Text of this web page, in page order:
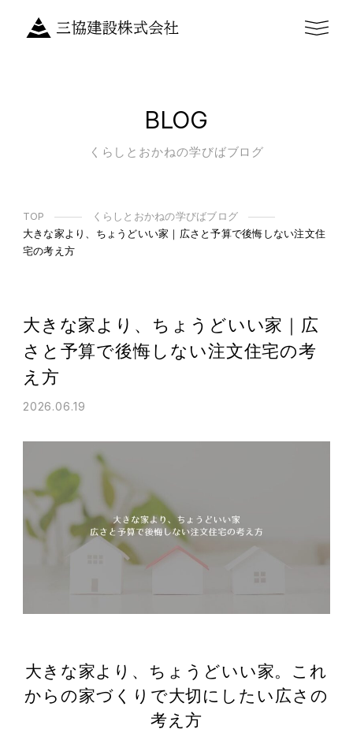
BLOG
くらしとおかねの学びばブログ
TOP
くらしとおかねの学びばブログ
大きな家より、ちょうどいい家｜広さと予算で後悔しない注文住
宅の考え方
大きな家より、ちょうどいい家｜広
さと予算で後悔しない注文住宅の考
え方
2026.06.19
大きな家より、ちょうどいい家。これ
からの家づくりで大切にしたい広さの
考え方